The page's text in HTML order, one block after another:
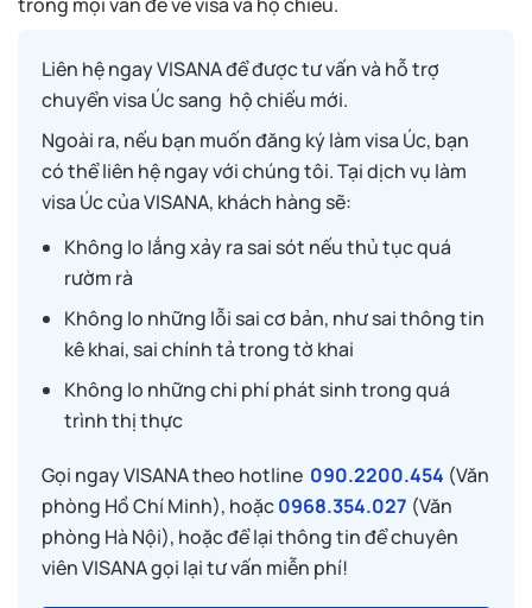
Liên hệ ngay VISANA để được tư vấn và hỗ trợ
chuyển visa Úc sang hộ chiếu mới.
Ngoài ra, nếu bạn muốn đăng ký làm visa Úc, bạn
có thể liên hệ ngay với chúng tôi. Tại dịch vụ làm
visa Úc của VISANA, khách hàng sẽ:
Không lo lắng xảy ra sai sót nếu thủ tục quá
rườm rà
Không lo những lỗi sai cơ bản, như sai thông tin
kê khai, sai chính tả trong tờ khai
Không lo những chi phí phát sinh trong quá
trình thị thực
Gọi ngay VISANA theo hotline 090.2200.454 (Văn
phòng Hồ Chí Minh), hoặc0968.354.027 (Văn
phòng Hà Nội), hoặc để lại thông tin để chuyên
viên VISANA gọi lại tư vấn miễn phí!